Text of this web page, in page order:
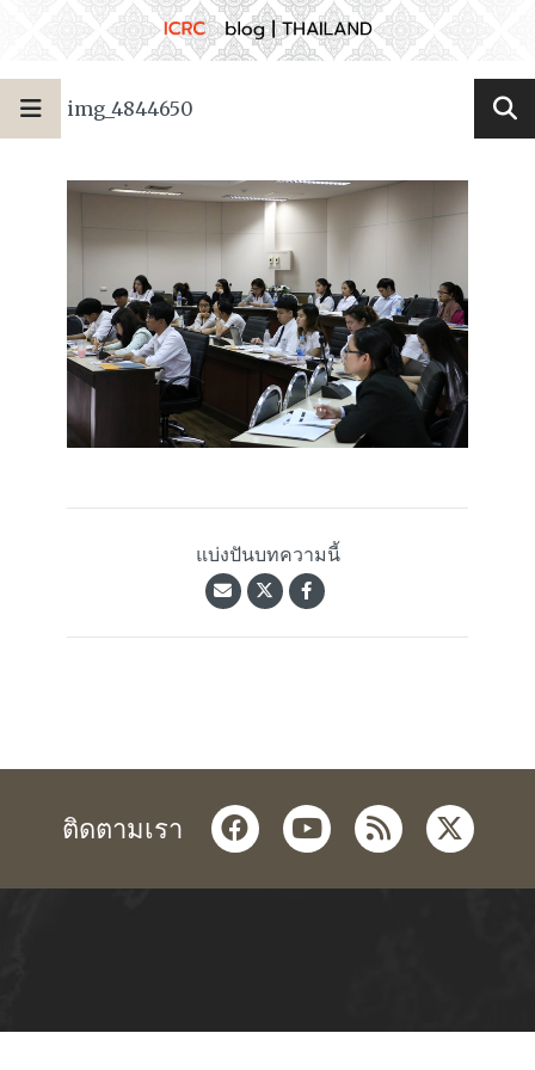
img_4844650
แบ่งปันบทความนี้
ติดตามเรา facebookyoutube
rss twitter